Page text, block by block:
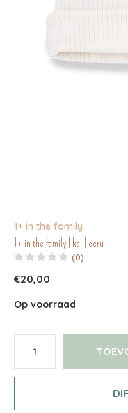
1+ in the family
1+ in the family | kai | ecru
(0)
€20,00
Op voorraad